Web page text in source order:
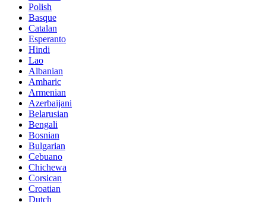
Polish
Basque
Catalan
Esperanto
Hindi
Lao
Albanian
Amharic
Armenian
Azerbaijani
Belarusian
Bengali
Bosnian
Bulgarian
Cebuano
Chichewa
Corsican
Croatian
Dutch